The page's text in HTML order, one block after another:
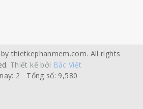
thietkephanmem.com. All rights
Thiết kế bởi Bắc Việt
2 Tổng số: 9,580